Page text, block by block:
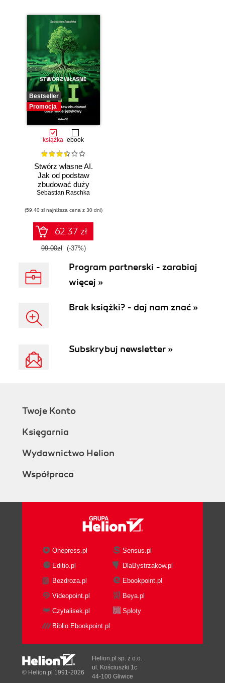
Bestseller
Promocja
książka ebook
Stwórz własne AI.
Jak od podstaw
zbudować duży
model językowy
Sebastian Raschka
(59,40 zł najniższa cena z 30 dni)
62.37 zł
99.00zł (-37%)
Program partnerski - zarabiaj
więcej »
Brak książki? - daj nam znać »
Subskrybuj newsletter »
Twoje Konto
Księgarnia
Wydawnictwo Helion
Współpraca
Onepress.pl
Sensus.pl
Editio.pl
DlaBystrzakow.pl
Bezdroza.pl
Ebookpoint.pl
Videopoint.pl
Beya.pl
Czytalisek.pl
Sploty
Biblio.Ebookpoint.pl
© Helion.pl 1991-2026
Helion.pl sp. z o.o.
ul. Kościuszki 1c
44-100 Gliwice